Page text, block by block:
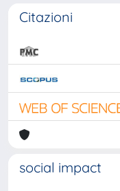
Citazioni
social impact